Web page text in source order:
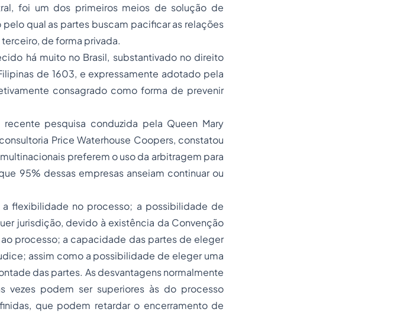
foi um dos primeiros meios de solução de
qual as partes buscam pacificar as relações
de forma privada.
há muito no Brasil, substantivado no direito
de 1603, e expressamente adotado pela
consagrado como forma de prevenir
pesquisa conduzida pela Queen Mary
Price Waterhouse Coopers, constatou
preferem o uso da arbitragem para
95% dessas empresas anseiam continuar ou
flexibilidade no processo; a possibilidade de
jurisdição, devido à existência da Convenção
processo; a capacidade das partes de eleger
; assim como a possibilidade de eleger uma
das partes. As desvantagens normalmente
vezes podem ser superiores às do processo
que podem retardar o encerramento de